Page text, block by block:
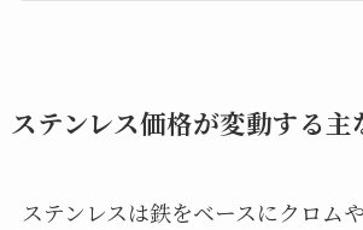
ステンレス価格が変動する主
ステンレスは鉄をベースにクロム